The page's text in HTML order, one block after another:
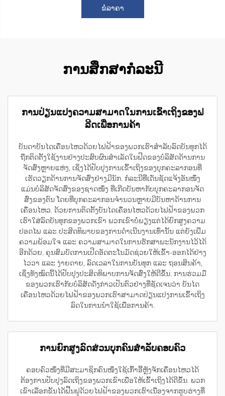
ຂໍລາຄາ
ການສຶກສາກໍລະນີ
ການປ່ຽນແປງຄວາມສາມາດໃນການເຂົ້າເຖິງຂອງຟ
ລີດເພື່ອການຄ້າ
ບັນດາບັນໄດເຄື່ອນໄຫວດ້ວຍໄຟຟ້າຂອງພວກເຮົາສຳລັບລົດບັນທຸກໄດ້
ຖືກຕິດຕັ້ງໃຊ້ງານຢ່າງປະສົບຜົນສຳເລັດໃນຟີດຂອງບໍລິສັດດ້ານການ
ຈັດສົ່ງຫຼາຍແຫ່ງ, ເຊິ່ງໄດ້ປັບປຸງການເຂົ້າເຖິງຂອງບຸກຄະລາກອນທີ່
ເຮັດວຽກດ້ານການຈັດສົ່ງຢ່າງມີນັກ. ກໍລະນີທີ່ເດັ່ນຊັດແຈ້ງອັນໜຶ່ງ
ແມ່ນບໍລິສັດຈັດສົ່ງຂອງຊາດໜຶ່ງ ທີ່ເກີດບັນຫາກັບບຸກຄະລາກອນຈັດ
ສົ່ງຂອງຕົນ ໂດຍທີ່ບຸກຄະລາກອນຈຳນວນຫຼາຍມີບັນຫາດ້ານການ
ເຄື່ອນໄຫວ. ດ້ວຍການຕິດຕັ້ງບັນໄດເຄື່ອນໄຫວດ້ວຍໄຟຟ້າຂອງພວກ
ເຮົາໃສ່ລົດບັນທຸກຂອງພວກເຂົາ ພວກເຂົາບໍ່ພຽງແຕ່ໄດ້ຍົກສູງຄວາມ
ປອດໄພ ແລະ ປະສິດທິພາບຂອງການດຳເນີນງານເທົ່ານັ້ນ ແຕ່ຍັງເພີ່ມ
ຄວາມພ້ອມໃຈ ແລະ ຄວາມສາມາດໃນການຮັກສາພະນັກງານໄວ້ໄດ້
ອີກດ້ວຍ. ຄຸນສົມບັດການເປີດອັດຕະໂນມັດຊ່ວຍໃຫ້ເຂົ້າ-ອອກໄດ້ຢ່າງ
ໄວວາ ແລະ ງ່າຍດາຍ, ລົດເວລາໃນການບັນທຸກ ແລະ ຖອນສິນຄ້າ,
ເຊິ່ງທັງໝົດນີ້ໄດ້ປັບປຸງປະສິດທິພາບການຈັດສົ່ງໃຫ້ດີຂຶ້ນ. ການຮ່ວມມື
ຂອງພວກເຮົາກັບບໍລິສັດດັ່ງກ່າວເປັນຕົວຢ່າງທີ່ຊັດເຈນວ່າ ບັນໄດ
ເຄື່ອນໄຫວດ້ວຍໄຟຟ້າຂອງພວກເຮົາສາມາດປ່ຽນແປງການເຂົ້າເຖິງ
ລົດໃນການນຳໃຊ້ເພື່ອການຄ້າ.
ການຍົກສູງລົດສ່ວນບຸກຄົນສຳລັບຄອບຄົວ
ຄອບຄົວໜຶ່ງທີ່ມີສະມາຊິກຄົນໜຶ່ງໃຊ້ເກົ້າອີ້ຫຼັງຈັກເຄື່ອນໄຫວໄດ້
ຕ້ອງການປັບປຸງລົດເຖິງຂອງພວກເຂົາເພື່ອໃຫ້ເຂົ້າເຖິງໄດ້ດີຂຶ້ນ. ພວກ
ເຂົາເລືອກຂັ້ນໄດ້ຟີ້ນຟູດ້ວຍໄຟຟ້າຂອງພວກເຮົາເນື່ອງຈາກຮູບຮ່າງທີ່